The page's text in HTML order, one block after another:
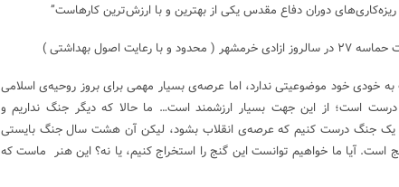
دوران دفاع مقدس یکی از بهترین و با ارزش‌ترین کارهاست”
اصول بهداشتی )
خودی خود موضوعیتی ندارد، اما عرصه‌ی بسیار مهمی برای بروز روحیه‌ی اسلامی
است؛ از این جهت بسیار ارزشمند است… ما حالا که دیگر جنگ نداریم و
جنگ درست کنیم که عرصه‌ی انقلاب بشود، لیکن آن هشت سال جنگ بایستی
است. آیا ما خواهیم توانست این گنج را استخراج کنیم، یا نه؟ این هنر ماست که